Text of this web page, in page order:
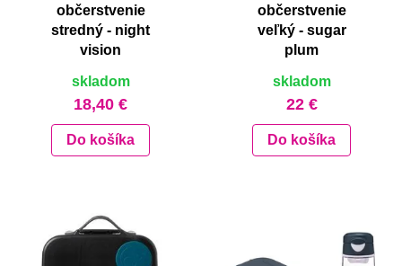
občerstvenie
stredný - night
vision
skladom
18,40 €
Do košíka
občerstvenie
veľký - sugar
plum
skladom
22 €
Do košíka